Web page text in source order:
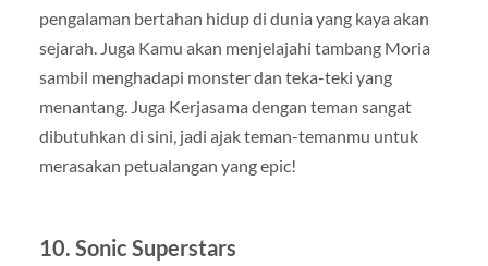
pengalaman bertahan hidup di dunia yang kaya akan
sejarah. Juga Kamu akan menjelajahi tambang Moria
sambil menghadapi monster dan teka-teki yang
menantang. Juga Kerjasama dengan teman sangat
dibutuhkan di sini, jadi ajak teman-temanmu untuk
merasakan petualangan yang epic!
10. Sonic Superstars